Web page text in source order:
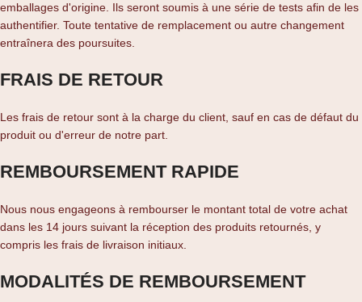
emballages d'origine. Ils seront soumis à une série de tests afin de les
authentifier. Toute tentative de remplacement ou autre changement
entraînera des poursuites.
FRAIS DE RETOUR
Les frais de retour sont à la charge du client, sauf en cas de défaut du
produit ou d'erreur de notre part.
REMBOURSEMENT RAPIDE
Nous nous engageons à rembourser le montant total de votre achat
dans les 14 jours suivant la réception des produits retournés, y
compris les frais de livraison initiaux.
MODALITÉS DE REMBOURSEMENT